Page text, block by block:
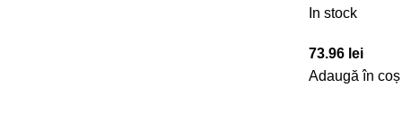
In stock
73.96 lei
Adaugă în coș